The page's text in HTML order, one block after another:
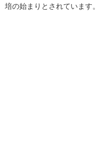
培の始まりとされています。